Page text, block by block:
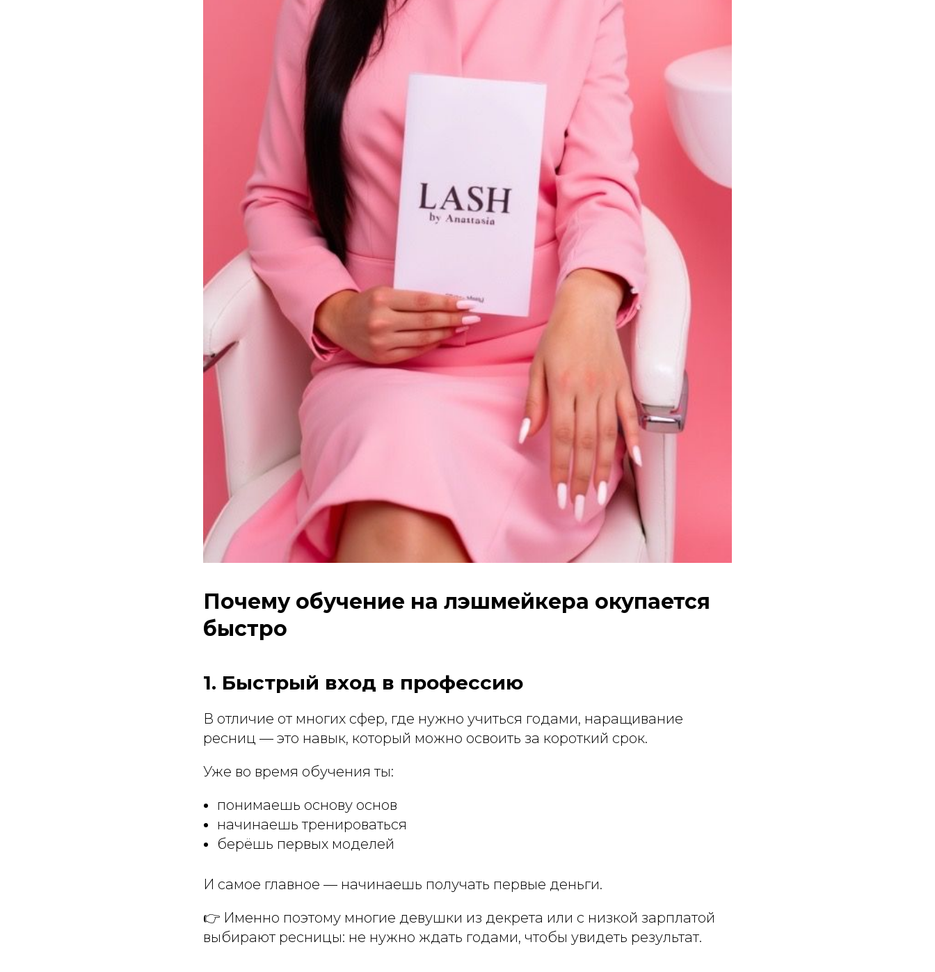
Почему обучение на лэшмейкера окупается
быстро
1. Быстрый вход в профессию
В отличие от многих сфер, где нужно учиться годами, наращивание
ресниц — это навык, который можно освоить за короткий срок.
Уже во время обучения ты:
понимаешь основу основ
начинаешь тренироваться
берёшь первых моделей
И самое главное — начинаешь получать первые деньги.
👉 Именно поэтому многие девушки из декрета или с низкой зарплатой
выбирают ресницы: не нужно ждать годами, чтобы увидеть результат.